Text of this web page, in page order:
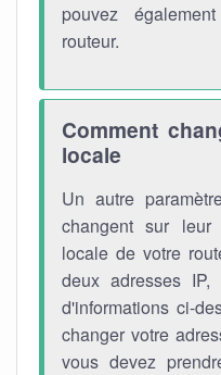
pouvez
routeur.
Comment
locale
Un autre
changent sur leur
locale de votre
deux adresses
d'informations ci-
changer votre
vous devez